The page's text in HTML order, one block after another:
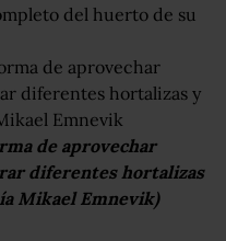
del huerto de su
de aprovechar
diferentes hortalizas
Mikael Emnevik)